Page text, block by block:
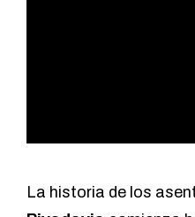
La historia de los